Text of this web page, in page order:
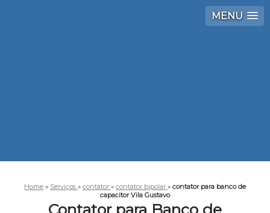
MENU
Home » Serviços » contator » contator bipolar » contator para banco de
capacitor Vila Gustavo
Contator para Banco de